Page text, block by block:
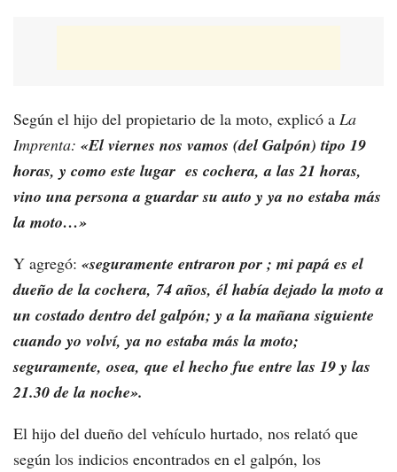
Según el hijo del propietario de la moto, explicó a La
Imprenta: «El viernes nos vamos (del Galpón) tipo 19
horas, y como este lugar es cochera, a las 21 horas,
vino una persona a guardar su auto y ya no estaba más
la moto…»
Y agregó: «seguramente entraron por ; mi papá es el
dueño de la cochera, 74 años, él había dejado la moto a
un costado dentro del galpón; y a la mañana siguiente
cuando yo volví, ya no estaba más la moto;
seguramente, osea, que el hecho fue entre las 19 y las
21.30 de la noche».
El hijo del dueño del vehículo hurtado, nos relató que
según los indicios encontrados en el galpón, los